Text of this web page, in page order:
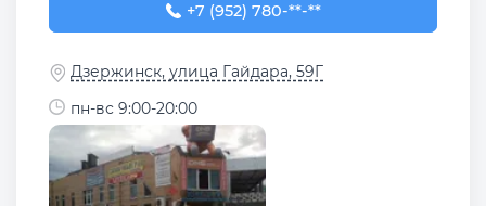
+7 (952) 780-80-31
+7 (952) 780-**-**
Дзержинск, улица Гайдара, 59Г
пн-вс 9:00-20:00